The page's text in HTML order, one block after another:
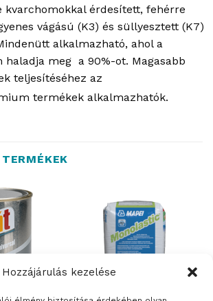
Hozzájárulás kezelése
érdesített, fehérre
vágású (K3) és süllyesztett (K7)
alkalmazható, ahol a
meg a 90%-ot. Magasabb
teljesítéséhez az
termékek alkalmazhatók.